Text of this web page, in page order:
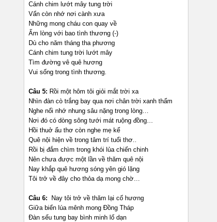
Cánh chim lướt mây tung trời
Vẩn còn nhớ nơi cành xưa
Những mong cháu con quay về
Ấm lòng với bao tình thương (-)
Dù cho năm tháng tha phương
Cánh chim tung trời lướt mây
Tìm đường vê quê hương
Vui sống trong tình thương.
Câu 5: Rồi một hôm tôi giỏi mắt trời xa
Nhìn đàn cò trắng bay qua nơi chân trời xanh thẩm
Nghe nổi nhớ nhung sâu nặng trong lòng…
Nơi đó có dòng sông tưới mát ruộng đồng…
Hồi thuở ấu thơ còn nghe mẹ kể
Quê nội hiện về trong tâm trí tuổi thơ..
Rồi bị đắm chìm trong khói lủa chiến chinh
Nên chưa được một lần về thăm quê nội
Nay khắp quê hương sóng yên gió lặng
Tôi trở về đây cho thỏa dạ mong chờ…
Câu 6:
Nay tôi trở về thăm lại cố hương
Giữa biển lúa mênh mong Đồng Tháp
Đàn sếu tung bay bình minh lố dạn